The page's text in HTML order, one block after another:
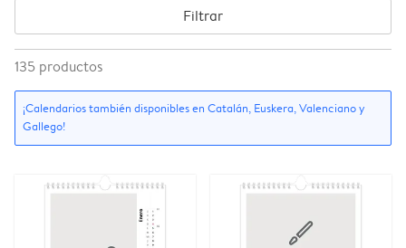
Filtrar
135 productos
¡Calendarios también disponibles en Catalán, Euskera, Valenciano y
Gallego!